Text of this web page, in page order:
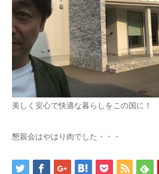
美しく安心で快適な暮らしをこの国に！
懇親会はやはり肉でした・・・